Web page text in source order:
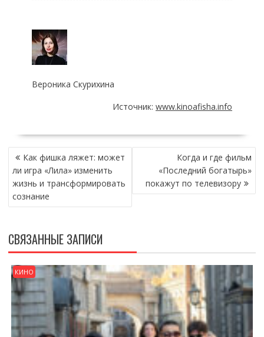
Вероника Скурихина
Источник:www.kinoafisha.info
НАВИГАЦИЯ
ПО
ЗАПИСЯМ
Как фишка ляжет: может
ли игра «Лила» изменить
жизнь и трансформировать
сознание
Когда и где фильм
«Последний богатырь»
покажут по телевизору
СВЯЗАННЫЕ ЗАПИСИ
КИНО